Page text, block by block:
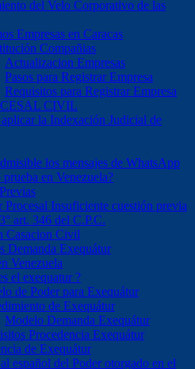
del Velo Corporativo de las
Empresas en Caracas
Compañias
Actualizacion Empresas
Pasos para Registrar Empresa
Requisitos para Registrar Empresa
CIVIL
la Indexación Judicial de
los mensajes de WhatsApp
prueba en Venezuela?
Procesal Insuficiente cuestión previa
art. 346 del C.P.C.
Casacion Civil
Demanda Exequátur
Venezuela
el exequatur ?
de Poder para Exequátur
de Exequátur
Modelo Demanda Exequátur
Procedencia Exequátur
de Exequátur
español del Poder otorgado en el